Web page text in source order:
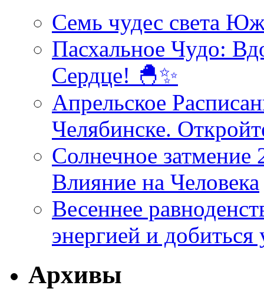
Семь чудес света
Пасхальное Чудо:
Сердце! 🐣✨
Апрельское
Челябинске.
Солнечное затмение
Влияние на Человека
Весеннее
энергией и добиться
Архивы